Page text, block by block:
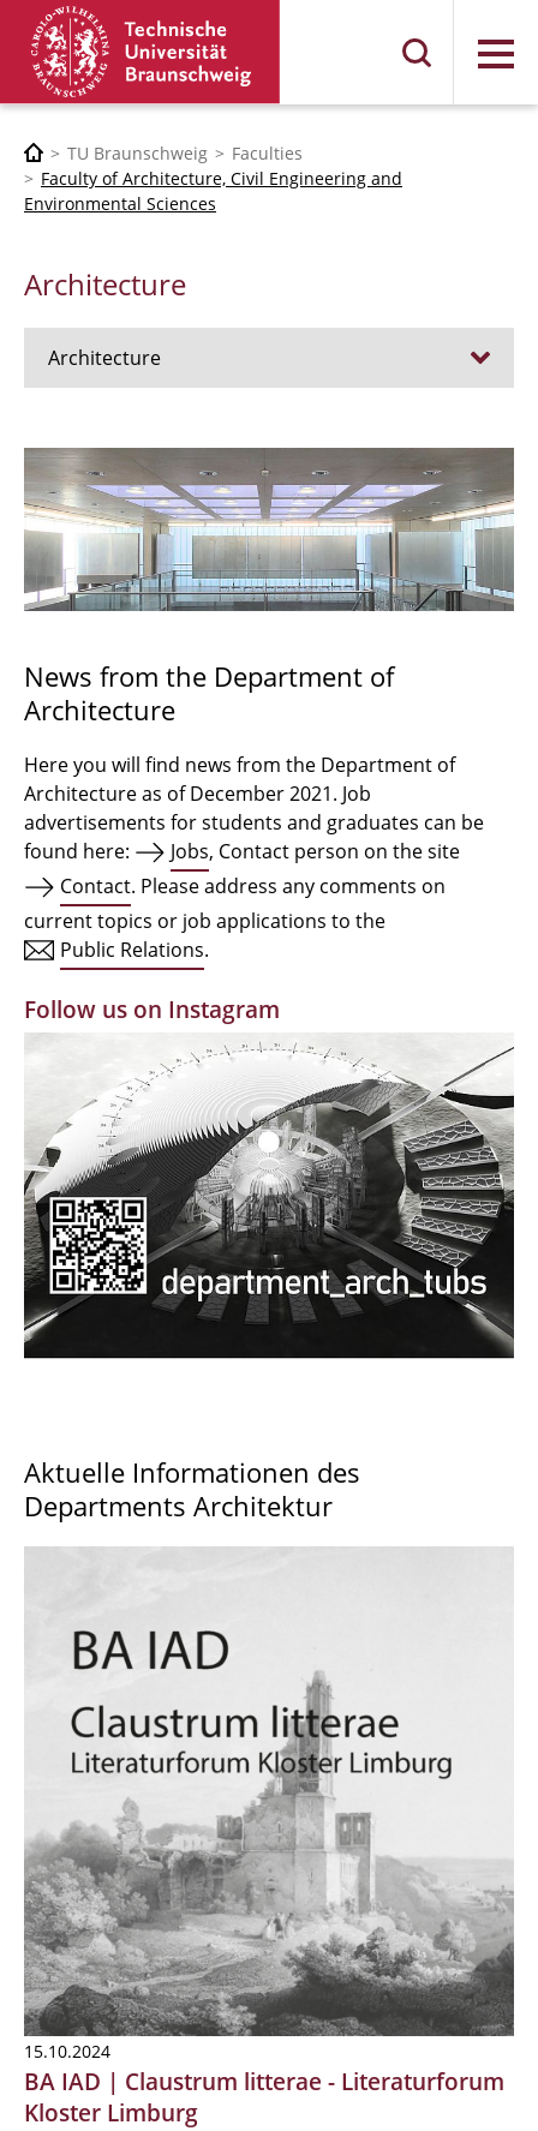
Menu
TU Braunschweig
Faculties
Faculty of Architecture, Civil Engineering and
Environmental Sciences
Architecture
Architecture
Admission procedure 2024
Bachelor Architecture
Bachelor Architecture+
Qualification profile
Semester Programme
Internationales
Facilities
Alumni | cloud club
Documents and Downloads
News from the Department of
Architecture
Here you will find news from the Department of
Architecture as of December 2021. Job
advertisements for students and graduates can be
found here:
Jobs, Contact person on the site
Contact. Please address any comments on
current topics or job applications to the
Public Relations.
Follow us on Instagram
Aktuelle Informationen des
Departments Architektur
15.10.2024
BA IAD | Claustrum litterae - Literaturforum
Kloster Limburg